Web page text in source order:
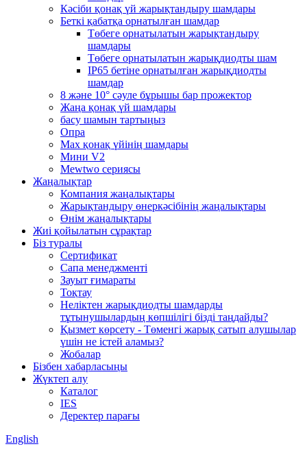
Кәсіби қонақ үй жарықтандыру шамдары
Беткі қабатқа орнатылған шамдар
Төбеге орнатылатын жарықтандыру
шамдары
Төбеге орнатылатын жарықдиодты шам
IP65 бетіне орнатылған жарықдиодты
шамдар
8 және 10° сәуле бұрышы бар прожектор
Жаңа қонақ үй шамдары
басу шамын тартыңыз
Опра
Max қонақ үйінің шамдары
Мини V2
Mewtwo сериясы
Жаңалықтар
Компания жаңалықтары
Жарықтандыру өнеркәсібінің жаңалықтары
Өнім жаңалықтары
Жиі қойылатын сұрақтар
Біз туралы
Сертификат
Сапа менеджменті
Зауыт ғимараты
Тоқтау
Неліктен жарықдиодты шамдарды
тұтынушылардың көпшілігі бізді таңдайды?
Қызмет көрсету - Төменгі жарық сатып алушылар
үшін не істей аламыз?
Жобалар
Бізбен хабарласыңы
Жүктеп алу
Каталог
IES
Деректер парағы
English